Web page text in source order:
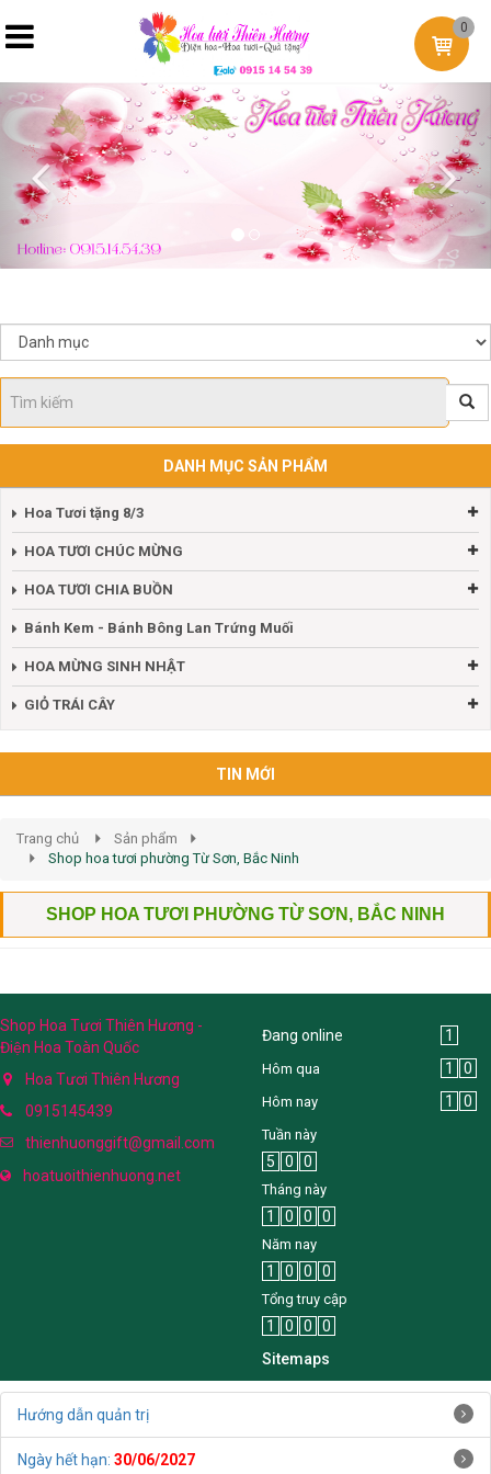
0
Previous
DANH MỤC SẢN PHẨM
Hoa Tươi tặng 8/3
HOA TƯƠI CHÚC MỪNG
HOA TƯƠI CHIA BUỒN
Bánh Kem - Bánh Bông Lan Trứng Muối
HOA MỪNG SINH NHẬT
GIỎ TRÁI CÂY
TIN MỚI
Trang chủ
Sản phẩm
Shop hoa tươi phường Từ Sơn, Bắc Ninh
SHOP HOA TƯƠI PHƯỜNG TỪ SƠN, BẮC NINH
Shop Hoa Tươi Thiên Hương -
Điện Hoa Toàn Quốc
Hoa Tươi Thiên Hương
0915145439
thienhuonggift@gmail.com
hoatuoithienhuong.net
Đang online 1
Hôm qua 1 0
Hôm nay 1 0
Tuần này
5 0 0
Tháng này
1 0 0 0
Năm nay
1 0 0 0
Tổng truy cập
1 0 0
0
Sitemaps
Hướng dẫn quản trị
Ngày hết hạn: 30/06/2027